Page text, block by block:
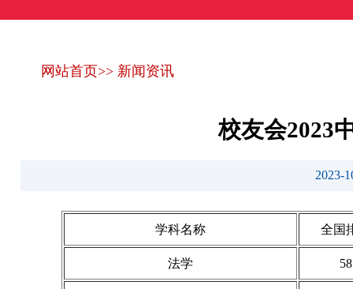
网站首页>> 新闻资讯
校友会2023
2023-
学科名称 全国
法学 58